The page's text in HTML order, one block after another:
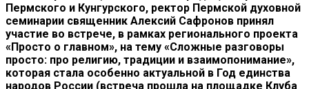
Пермского и Кунгурского, ректор Пермской духовной
семинарии священник Алексий Сафронов принял
участие во встрече, в рамках регионального проекта
«Просто о главном», на тему «Сложные разговоры
просто: про религию, традиции и взаимопонимание»,
которая стала особенно актуальной в Год единства
народов России (встреча прошла на площадке Клуба